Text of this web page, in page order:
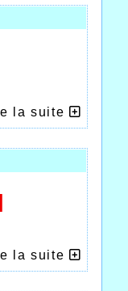
la suite
la suite